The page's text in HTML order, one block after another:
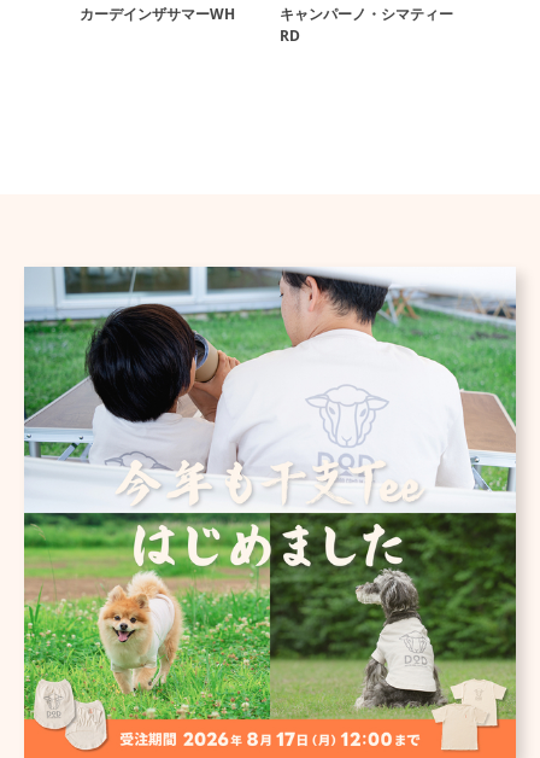
カーデインザサマーWH
キャンパーノ・シマティー
RD